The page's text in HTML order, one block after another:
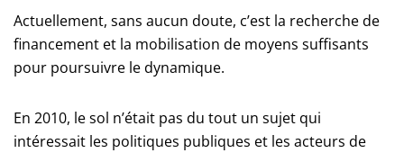
Actuellement, sans aucun doute, c’est la recherche de
financement et la mobilisation de moyens suffisants
pour poursuivre le dynamique.
En 2010, le sol n’était pas du tout un sujet qui
intéressait les politiques publiques et les acteurs de